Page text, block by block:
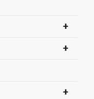
+
+
+